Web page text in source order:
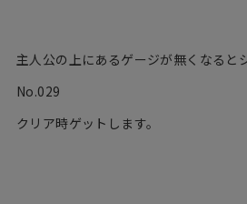
主人公の上にあるゲージが無くなると
No.029
クリア時ゲットします。